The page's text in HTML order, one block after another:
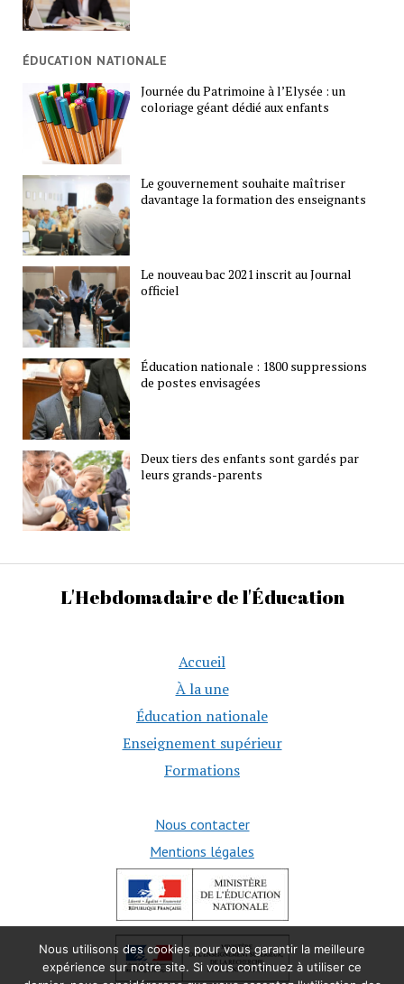
ÉDUCATION NATIONALE
Journée du Patrimoine à l’Elysée : un
coloriage géant dédié aux enfants
Le gouvernement souhaite maîtriser
davantage la formation des enseignants
Le nouveau bac 2021 inscrit au Journal
officiel
Éducation nationale : 1800 suppressions
de postes envisagées
Deux tiers des enfants sont gardés par
leurs grands-parents
L'Hebdomadaire de l'Éducation
Accueil
À la une
Éducation nationale
Enseignement supérieur
Formations
Nous contacter
Mentions légales
Nous utilisons des cookies pour vous garantir la meilleure
expérience sur notre site. Si vous continuez à utiliser ce